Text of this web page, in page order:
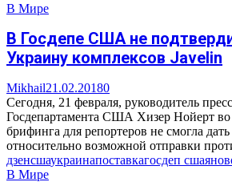
В Мире
В Госдепе США не
Украину комплексов Javelin
Mikhail21.02.20180
Сегодня, 21 февраля, руководитель
Госдепартамента США Хизер Нойерт во
брифинга для репортеров не смогла
относительно возможной отправки
дзенсшаукраинапоставкагосдеп сша
В Мире